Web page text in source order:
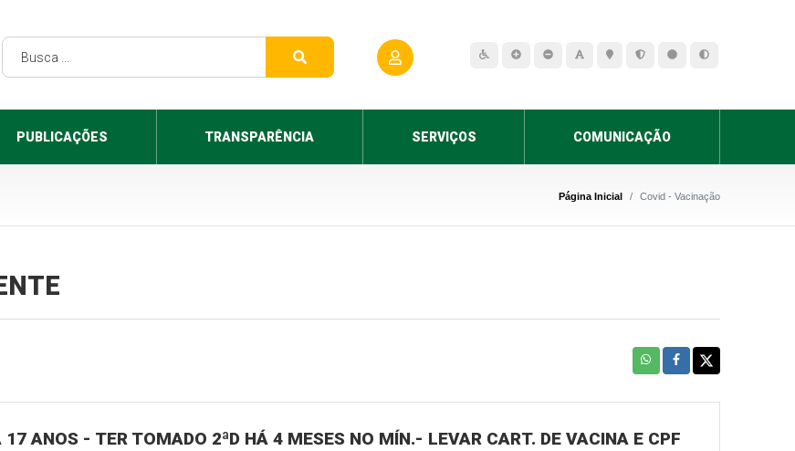
PUBLICAÇÕES TRANSPARÊNCIA SERVIÇOS COMUNICAÇÃO
Página Inicial Covid - Vacinação
ANOS - TER TOMADO 2ªD HÁ 4 MESES NO MÍN.- LEVAR CART. DE VACINA E CPF